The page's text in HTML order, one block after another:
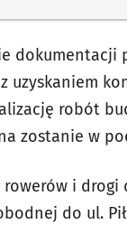
dokumentacji
uzyskaniem
robót
zostanie w
i
do ul.